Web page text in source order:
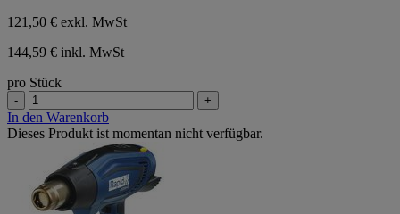
121,50 € exkl. MwSt
144,59 € inkl. MwSt
pro Stück
- +
In den Warenkorb
Dieses Produkt ist momentan nicht verfügbar.